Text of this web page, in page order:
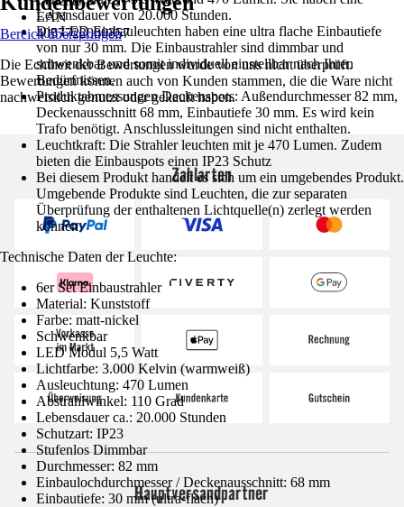
EAN
4057722000357
Lebensdauer von 20.000 Stunden.
Die LED Einbauleuchten haben eine ultra flache Einbautiefe
von nur 30 mm. Die Einbaustrahler sind dimmbar und
schwenkbar und somit individuell einstellbar nach Ihren
Bedürfnissen.
Produktabmessungen Deckenspots: Außendurchmesser 82 mm,
Deckenausschnitt 68 mm, Einbautiefe 30 mm. Es wird kein
Trafo benötigt. Anschlussleitungen sind nicht enthalten.
Leuchtkraft: Die Strahler leuchten mit je 470 Lumen. Zudem
bieten die Einbauspots einen IP23 Schutz
Bei diesem Produkt handelt es sich um ein umgebendes Produkt.
Umgebende Produkte sind Leuchten, die zur separaten
Überprüfung der enthaltenen Lichtquelle(n) zerlegt werden
können
Technische Daten der Leuchte:
6er Set Einbaustrahler
Material: Kunststoff
Farbe: matt-nickel
Schwenkbar
LED Modul 5,5 Watt
Lichtfarbe: 3.000 Kelvin (warmweiß)
Ausleuchtung: 470 Lumen
Abstrahlwinkel: 110 Grad
Lebensdauer ca.: 20.000 Stunden
Schutzart: IP23
Stufenlos Dimmbar
Durchmesser: 82 mm
Einbaulochdurchmesser / Deckenausschnitt: 68 mm
Einbautiefe: 30 mm (ultra-flach)
Bereich überspringen
Die Echtheit der Bewertungen wurde von uns nicht überprüft.
Bewertungen können auch von Kunden stammen, die die Ware nicht
nachweislich genutzt oder gekauft haben.
Zahlarten
Hauptversandpartner